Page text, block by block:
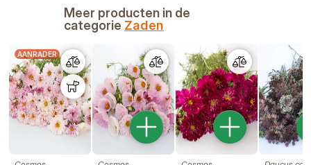
Meer producten in de
categorie Zaden
AANRADER